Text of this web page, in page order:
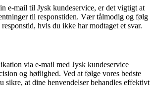
e-mail til Jysk kundeservice, er det vigtigt at
til responstiden. Vær tålmodig og følg
hvis du ikke har modtaget et svar.
via e-mail med Jysk kundeservice
og høflighed. Ved at følge vores bedste
sikre, at dine henvendelser behandles effektivt